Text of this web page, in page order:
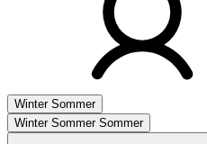
Winter Sommer
Winter Sommer Sommer